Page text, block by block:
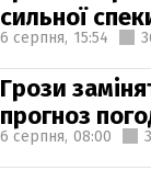
сильної
6 серпня, 15:54
Грози
прогноз
6 серпня, 08:00